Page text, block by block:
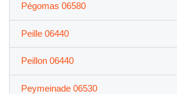
Pégomas 06580
Peille 06440
Peillon 06440
Peymeinade 06530